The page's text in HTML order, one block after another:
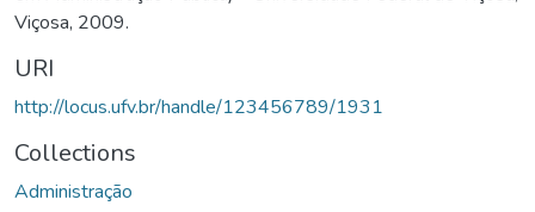
Viçosa, 2009.
URI
http://locus.ufv.br/handle/123456789/1931
Collections
Administração